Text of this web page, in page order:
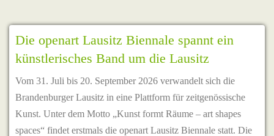
Die openart Lausitz Biennale spannt ein
künstlerisches Band um die Lausitz
Vom 31. Juli bis 20. September 2026 verwandelt sich die
Brandenburger Lausitz in eine Plattform für zeitgenössische
Kunst. Unter dem Motto „Kunst formt Räume – art shapes
spaces“ findet erstmals die openart Lausitz Biennale statt. Die